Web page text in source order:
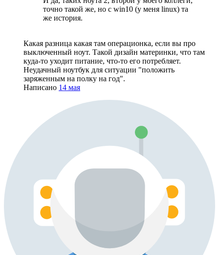
точно такой же, но с win10 (у меня linux) та
же история.
Какая разница какая там операционка, если вы про
выключенный ноут. Такой дизайн материнки, что там
куда-то уходит питание, что-то его потребляет.
Неудачный ноутбук для ситуации "положить
заряженным на полку на год".
Написано 14 мая